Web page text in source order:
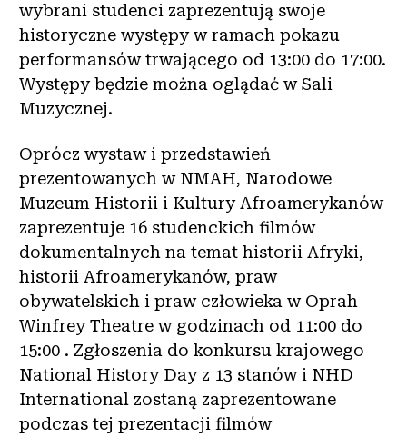
wybrani studenci zaprezentują swoje
historyczne występy w ramach pokazu
performansów trwającego od 13:00 do 17:00.
Występy będzie można oglądać w Sali
Muzycznej.
Oprócz wystaw i przedstawień
prezentowanych w NMAH, Narodowe
Muzeum Historii i Kultury Afroamerykanów
zaprezentuje 16 studenckich filmów
dokumentalnych na temat historii Afryki,
historii Afroamerykanów, praw
obywatelskich i praw człowieka w Oprah
Winfrey Theatre w godzinach od 11:00 do
15:00 . Zgłoszenia do konkursu krajowego
National History Day z 13 stanów i NHD
International zostaną zaprezentowane
podczas tej prezentacji filmów